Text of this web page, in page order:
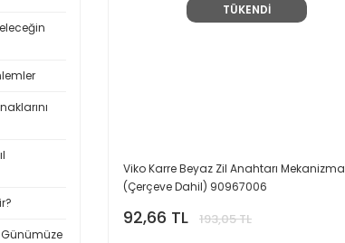
Günümüze
TÜKENDİ
Viko Karre Beyaz Zil Anahtarı Mekanizma
(Çerçeve Dahil) 90967006
92,66 TL 193,05 TL